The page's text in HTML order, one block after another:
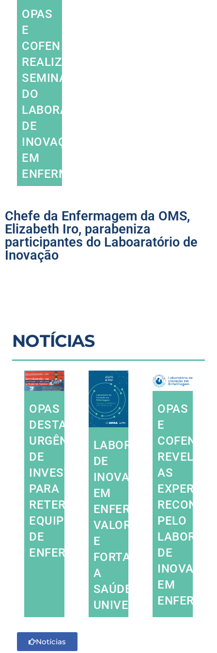
OPAS
E
COFEN
REALIZAM
SEMINÁRIO
DO
LABORATÓRIO
DE
INOVAÇÃO
EM
ENFERMAGEM
Chefe da Enfermagem da OMS,
Elizabeth Iro, parabeniza
participantes do Laboaratório de
Inovação
NOTÍCIAS
OPAS
DESTACA
URGÊNCIA
DE
INVESTIMENTO
PARA
RETER
EQUIPES
DE
ENFERMAGEM
LABORATÓRIO
DE
INOVAÇÃO
EM
ENFERMAGEM:
VALORIZAR
E
FORTALECER
A
SAÚDE
UNIVERSAL
OPAS
E
COFEN
REVELAM
AS
PELO
DE
EM
Notícias